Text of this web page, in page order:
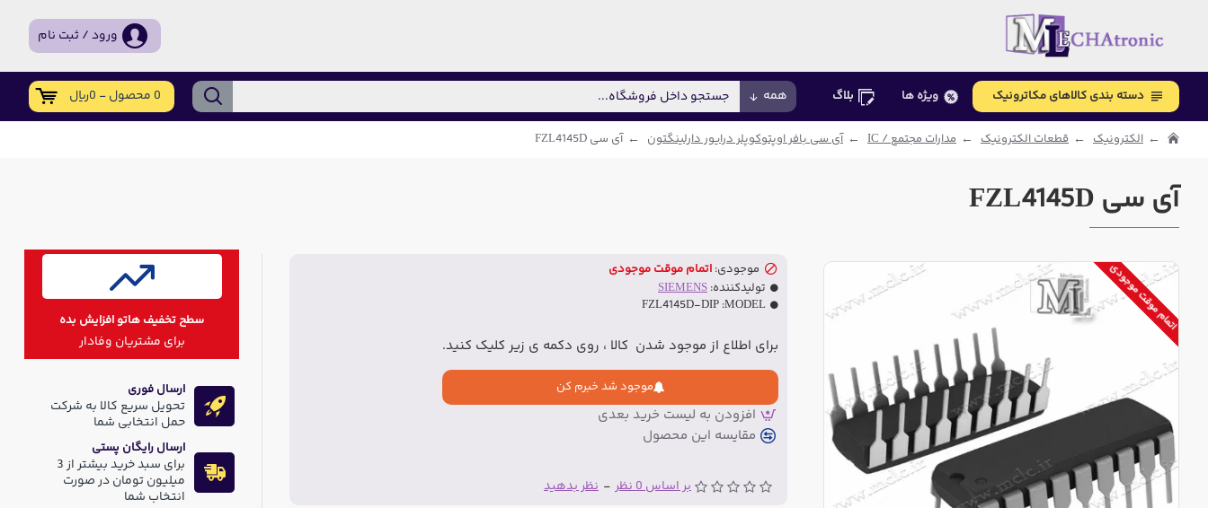
ورود / ثبت نام
دسته بندی کالاهای مکاترونیک ویژه ها بلاگ همه 0 محصول - 0ریال
الکترونیک قطعات الکترونیک مدارات مجتمع / IC آی سی بافر اوپتوکوپلر درایور دارلینگتون آی سی FZL4145D
آی سی FZL4145D
اتمام موقت موجودی
بر اساس 0 نظر - نظر بدهید
موجودی: اتمام موقت موجودی
تولیدکننده: SIEMENS
MODEL:
FZL4145D-DIP
برای اطلاع از موجود شدن کالا ، روی دکمه ی زیر کلیک کنید.
موجود شد خبرم کن
افزودن به لیست خرید بعدی
مقایسه این محصول
سطح تخفیف هاتو افزایش بده
برای مشتریان وفادار
ارسال فوری
تحویل سریع کالا به شرکت
حمل انتخابی شما
ارسال رایگان پستی
برای سبد خرید بیشتر از 3
میلیون تومان در صورت
انتخاب شما